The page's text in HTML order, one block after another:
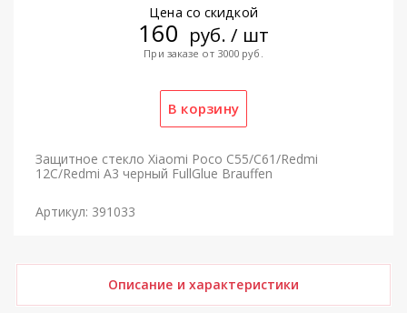
Цена со скидкой
160 руб. / шт
При заказе от 3000 руб.
Защитное стекло Xiaomi Poco C55/C61/Redmi
12C/Redmi A3 черный FullGlue Brauffen
Артикул: 391033
Описание и характеристики